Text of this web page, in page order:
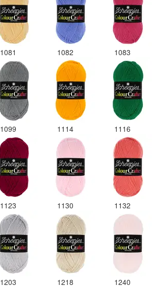
1081 1082 1083
1099 1114 1116
1123 1130 1132
1203 1218 1240